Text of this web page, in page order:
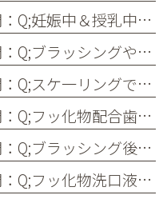
☆検査・処置に関する疑問：Q;妊娠中＆授乳中のエックス線検査は、子どもにどのような影響を及ぼす?
☆検査・処置に関する疑問：Q;ブラッシングやポケット内のプラーク除去で菌血症が起こる？
☆検査・処置に関する疑問：Q;スケ一リングで歯(歯冠および歯根)の表面は影響を受ける?
☆検査・処置に関する疑問：Q;フッ化物配合歯磨剤使用後の口腔ケアとフッ化物残留量の関係性は？
☆検査・処置に関する疑問：Q;ブラッシング後にうがいを少なくすることで口腔内にどれくら フッ化物が残る?
☆検査・処置に関する疑問：Q;フッ化物洗口液とフッ化物ジェル、う蝕予防に効果的なのは?